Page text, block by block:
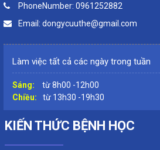
PhoneNumber: 0961252882
Email: dongycuuthe@gmail.com
Làm việc tất cả các ngày trong tuần
Sáng:
từ 8h00 -12h00
Chiều:
từ 13h30 -19h30
KIẾN THỨC BỆNH HỌC